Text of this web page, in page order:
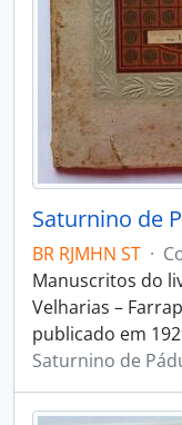
Saturnino de
BR RJMHN ST ·
Manuscritos do
Velharias –
publicado em
Saturnino de